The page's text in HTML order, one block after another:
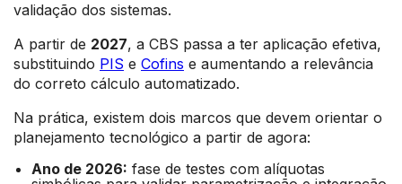
validação dos sistemas.
A partir de 2027, a CBS passa a ter aplicação efetiva,
substituindo PIS e Cofins e aumentando a relevância
do correto cálculo automatizado.
Na prática, existem dois marcos que devem orientar o
planejamento tecnológico a partir de agora:
Ano de 2026: fase de testes com alíquotas